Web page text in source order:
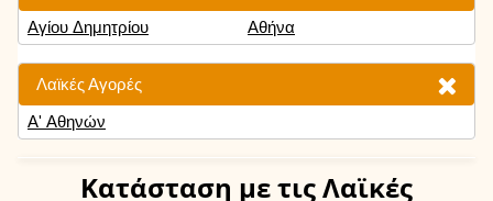
Αγίου Δημητρίου
Αθήνα
Λαϊκές Αγορές
Α' Αθηνών
Κατάσταση με τις Λαϊκές